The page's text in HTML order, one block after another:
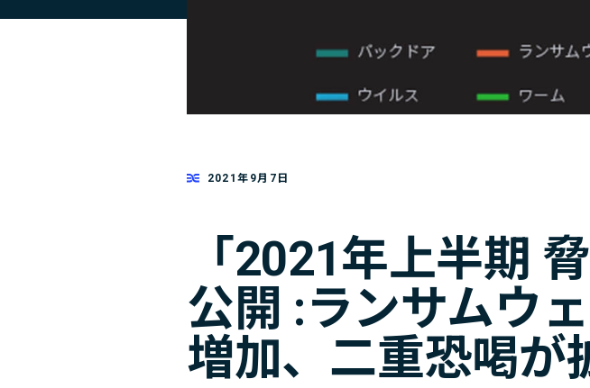
2021年9月7日
「2021年上半期
公開 :ランサムウ
増加、二重恐喝が